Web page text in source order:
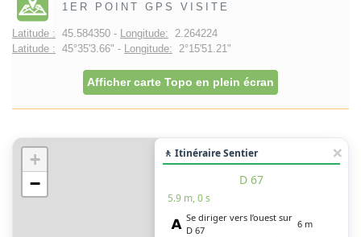
1ER POINT GPS VISITE
Latitude : 45.584350 - Longitude: 2.264224
Latitude : 45°35'3.66" - Longitude: 2°15'51.21"
Afficher carte Topo en plein écran
+
−
🚶 Itinéraire Sentier
D 67
5.9 m, 0 s
Se diriger vers l’ouest sur
D 67
6 m